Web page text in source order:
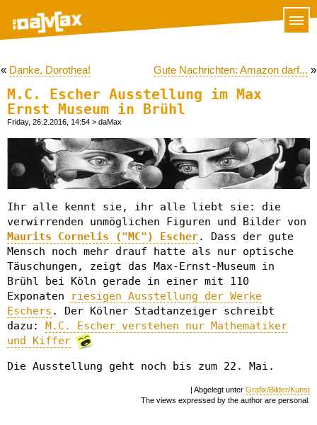
« Danke, Dorothea! Gute Nachrichten: Amazon darf... »
M.C. Escher Ausstellung im Max
Ernst Museum in Brühl
Friday, 26.2.2016, 14:54 > daMax
Ihr alle kennt sie, ihr alle liebt sie: die
verwirrenden unmöglichen Figuren und Bilder von
Maurits Cornelis ("MC") Escher. Dass der gute
Mensch noch mehr drauf hatte als nur optische
Täuschungen, zeigt das Max-Ernst-Museum in
Brühl bei Köln gerade in einer mit 110
Exponaten
riesigen Ausstellung der Werke
Eschers . Der Kölner Stadtanzeiger schreibt
dazu: M.C. Escher verstehen nur Mathematiker
und Kiffer
Die Ausstellung geht noch bis zum 22. Mai.
| Abgelegt unter Grafix/Bilder/Kunst
The views expressed by the author are personal.